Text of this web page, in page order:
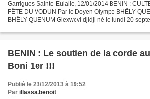
Garrigues-Sainte-Eulalie, 12/01/2014 BENIN :
FÊTE DU VODUN Par le Doyen Olympe BHÊLY-
BHÊLY-QUENUM Glexwévi djidji né le lundi 20
BENIN : Le soutien de la corde
Boni 1er !!!
Publié le 23/12/2013 à 19:52
Par illassa.benoit